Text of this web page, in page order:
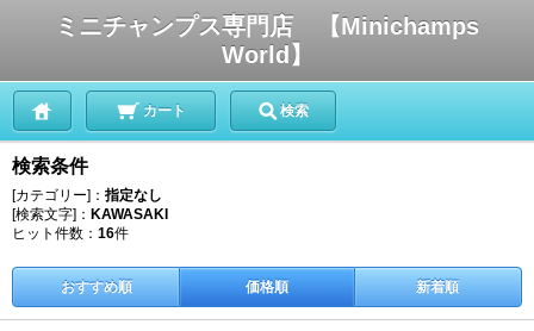
ミニチャンプス専門店 【Minichamps
World】
カート 検索
検索条件
[カテゴリー]： 指定なし
[検索文字]： KAWASAKI
ヒット件数： 16件
おすすめ順 価格順 新着順